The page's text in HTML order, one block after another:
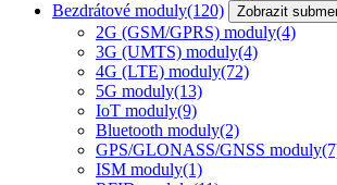
Bezdrátové moduly(120) Zobrazit
2G (GSM/GPRS) moduly(4)
3G (UMTS) moduly(4)
4G (LTE) moduly(72)
5G moduly(13)
IoT moduly(9)
Bluetooth moduly(2)
GPS/GLONASS/GNSS moduly
ISM moduly(1)